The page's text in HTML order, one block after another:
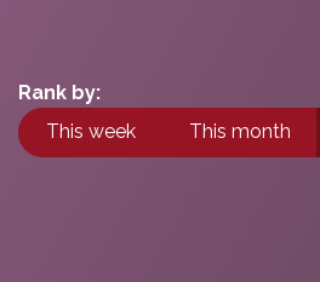
Rank by:
This week
This month